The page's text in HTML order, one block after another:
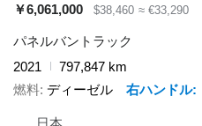
￥6,061,000
$38,460 ≈ €33,290
パネルバントラック
2021
797,847 km
燃料 ディーゼル 右ハンドル
日本